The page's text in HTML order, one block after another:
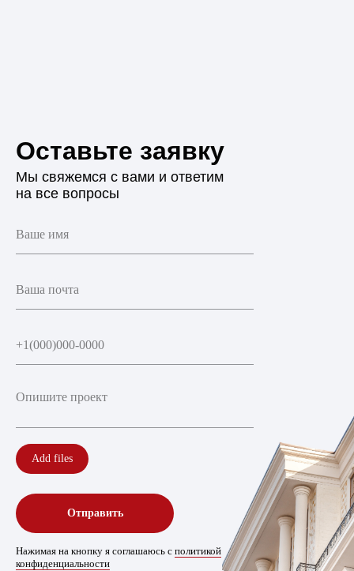
Мы свяжемся с вами и ответим
на все вопросы
Оставьте заявку
Add files
Отправить
Нажимая на кнопку я соглашаюсь с политикой
конфиденциальности